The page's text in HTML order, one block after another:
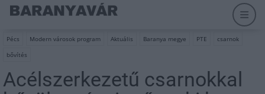
Pécs Modern városok program Aktuális Baranya megye PTE
csarnok
bővítés
Acélszerkezetű csarnokkal